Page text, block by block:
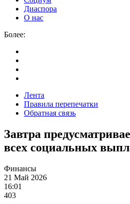
Диаспора
О нас
Более:
Лента
Правила перепечатки
Обратная связь
Завтра
всех социальных
Финансы
21 Май 2026
16:01
403